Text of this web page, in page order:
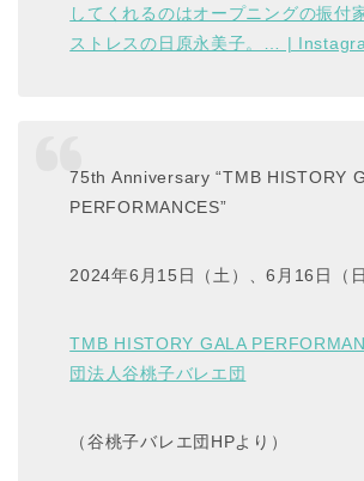
してくれるのはオープニングの振付
ストレスの日原永美子。… |
75th Anniversary “TMB HISTORY
PERFORMANCES”
2024年6月15日（土）、6月16日（
TMB HISTORY GALA
団法人谷桃子バレエ団
（谷桃子バレエ団HPより）